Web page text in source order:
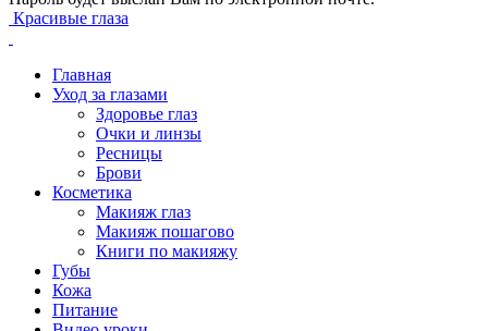
Красивые глаза
Главная
Уход за глазами
Здоровье глаз
Очки и линзы
Ресницы
Брови
Косметика
Макияж глаз
Макияж пошагово
Книги по макияжу
Губы
Кожа
Питание